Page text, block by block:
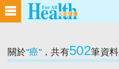
關於"癌"，共有502筆資料